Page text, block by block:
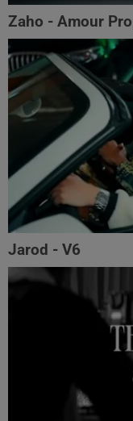
Zaho - Amour
Jarod - V6